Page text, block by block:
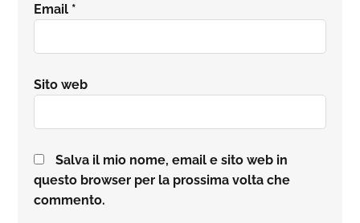
Email *
Sito web
Salva il mio nome, email e sito web in
questo browser per la prossima volta che
commento.